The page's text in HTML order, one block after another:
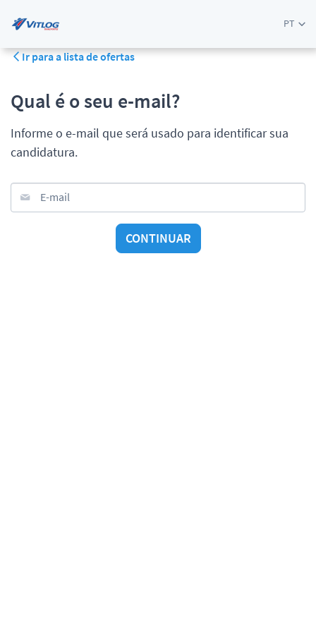
PT
Ir para a lista de ofertas
Qual é o seu e-mail?
Informe o e-mail que será usado para identificar sua
candidatura.
E-mail
CONTINUAR